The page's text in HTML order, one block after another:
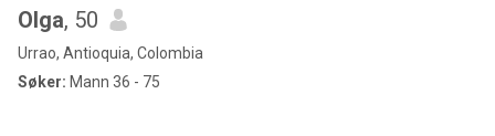
Olga, 50
Urrao, Antioquia, Colombia
Søker: Mann 36 - 75